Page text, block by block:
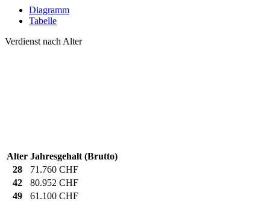
Diagramm
Tabelle
Verdienst nach Alter
Alter Jahresgehalt (Brutto)
28
71.760 CHF
42
80.952 CHF
49
61.100 CHF